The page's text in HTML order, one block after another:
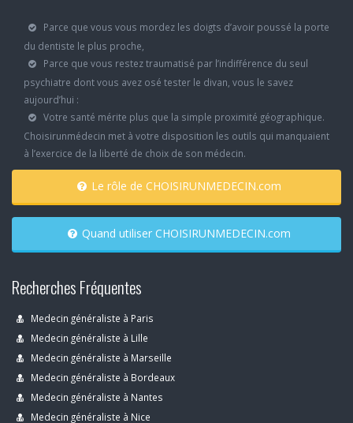
Parce que vous vous mordez les doigts d’avoir poussé la porte
du dentiste le plus proche,
Parce que vous restez traumatisé par l’indifférence du seul
psychiatre dont vous avez osé tester le divan, vous le savez
aujourd’hui :
Votre santé mérite plus que la simple proximité géographique.
Choisirunmédecin met à votre disposition les outils qui manquaient
à l’exercice de la liberté de choix de son médecin.
Le rôle de CHOISIRUNMEDECIN.com
Quand utiliser CHOISIRUNMEDECIN.com
Recherches Fréquentes
Medecin généraliste à Paris
Medecin généraliste à Lille
Medecin généraliste à Marseille
Medecin généraliste à Bordeaux
Medecin généraliste à Nantes
Medecin généraliste à Nice